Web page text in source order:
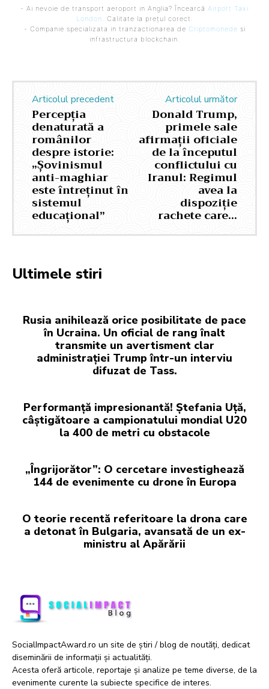
- Ai nevoie de transport aeroport in Anglia? Încearcă Airport Taxi
London . Calitate la prețul corect.
- Companie specializata in tranzactionarea de Criptomonede si
infrastructura blockchain.
Articolul precedent
Percepția
denaturată a
românilor
despre istorie:
„Șovinismul
anti-maghiar
este întreținut în
sistemul
educațional”
Articolul următor
Donald Trump,
primele sale
afirmații oficiale
de la începutul
conflictului cu
Iranul: Regimul
avea la
dispoziție
rachete care…
Ultimele stiri
Rusia anihilează orice posibilitate de pace
în Ucraina. Un oficial de rang înalt
transmite un avertisment clar
administrației Trump într-un interviu
difuzat de Tass.
Performanță impresionantă! Ștefania Uță,
câștigătoare a campionatului mondial U20
la 400 de metri cu obstacole
„Îngrijorător”: O cercetare investighează
144 de evenimente cu drone în Europa
O teorie recentă referitoare la drona care
a detonat în Bulgaria, avansată de un ex-
ministru al Apărării
SocialImpactAward.ro un site de știri / blog de noutăți, dedicat
diseminării de informații și actualități.
Acesta oferă articole, reportaje și analize pe teme diverse, de la
evenimente curente la subiecte specifice de interes.